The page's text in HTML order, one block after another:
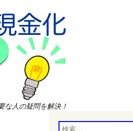
な人の疑問を解決！
検